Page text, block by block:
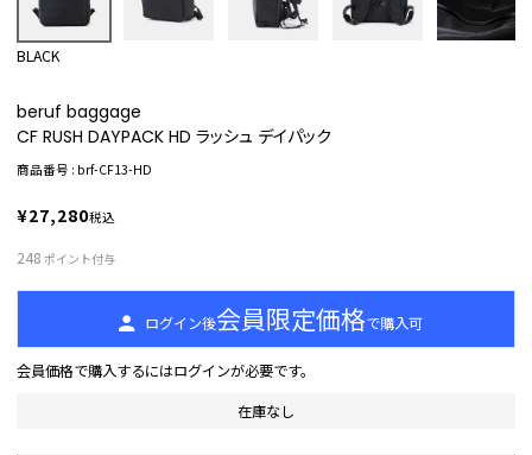
BLACK
beruf baggage
CF RUSH DAYPACK HD ラッシュ デイパック
商品番号 brf-CF13-HD
¥27,280税込
248 ポイント付与
ログイン後会員限定価格で購入可
会員価格で購入するにはログインが必要です。
在庫なし